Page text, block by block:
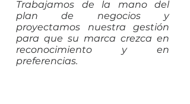
Trabajamos de la mano del
plan de negocios y
proyectamos nuestra gestión
para que su marca crezca en
reconocimiento y en
preferencias.